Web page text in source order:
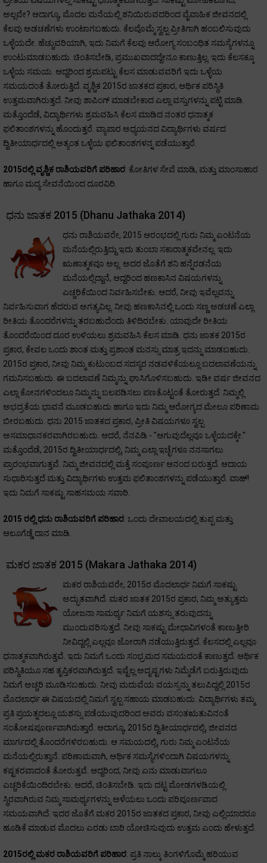
ಅಲ್ಲವೇ? ಆದಾಗ್ಯೂ, ಮೊದಲ ಮನೆಯಲ್ಲಿ ಶನಿಯಿರುವದರಿಂದ ವೈವಾಹಿಕ ಜೀವನದಲ್ಲಿ
ಕೆಲವು ಅಡಚಣೆಗಳು ಉಂಟಾಗಬಹುದು. ಕೆಲವೊಮ್ಮೆ ಸ್ವಲ್ಪ ಪ್ರೀತಿಗಾಗಿ ಹಂಬಲಿಸುವುದು
ಒಳ್ಳೆಯದೇ. ಹೆಚ್ಚುವರಿಯಾಗಿ, ಇದು ನಿಮಗೆ ಕೆಲವು ಆರೋಗ್ಯ ಸಂಬಂಧಿತ ಸಮಸ್ಯೆಗಳನ್ನೂ
ಉಂಟುಮಾಡಬಹುದು. ಚಿಂತಿಸಬೇಡಿ, ಪ್ರಮುಖವಾದದ್ದೇನೂ ಕಾಣುತ್ತಿಲ್ಲ. ಇದು ಕೆಲಸಕ್ಕೂ
ಒಳ್ಳೆಯ ಸಮಯ. ಆದ್ದರಿಂದ ಶ್ರಮಪಟ್ಟು ಕೆಲಸ ಮಾಡುವವರಿಗೆ ಇದು ಒಳ್ಳೆಯ
ಸಮಯದಂತೆ ತೋರುತ್ತಿದೆ. ವೃಶ್ಚಿಕ 2015ರ ಜಾತಕದ ಪ್ರಕಾರ, ಆರ್ಥಿಕ ಪರಿಸ್ಥಿತಿ
ಉತ್ತಮವಾಗಿರುತ್ತದೆ. ನೀವು ಶಾಪಿಂಗ್ ಮಾಡಬೇಕಾದ ಎಲ್ಲಾ ವಸ್ತುಗಳನ್ನು ಪಟ್ಟಿ ಮಾಡಿ.
ಮತ್ತೊಂದೆಡೆ, ವಿದ್ಯಾರ್ಥಿಗಳು ಶ್ರಮವಹಿಸಿ ಕೆಲಸ ಮಾಡಿದ ನಂತರ ಧನಾತ್ಮಕ
ಫಲಿತಾಂಶಗಳನ್ನು ಹೊಂದುತ್ತರೆ. ವ್ಯಾಪಾರ ಅಧ್ಯಯನದ ವಿದ್ಯಾರ್ಥಿಗಳು ವರ್ಷದ
ದ್ವಿತೀಯಾರ್ಧದಲ್ಲಿ ಅತ್ಯಂತ ಒಳ್ಳೆಯ ಫಲಿತಾಂಶಗಳನ್ನ ಪಡೆಯುತ್ತಾರೆ.
2015ರಲ್ಲಿ ವೃಶ್ಚಿಕ ರಾಶಿಯವರಿಗೆ ಪರಿಹಾರ: ಕೋತಿಗಳ ಸೇವೆ ಮಾಡಿ, ಮತ್ತು ಮಾಂಸಾಹಾರ
ಹಾಗೂ ಮದ್ಯ ಸೇವನೆಯಿಂದ ದೂರವಿರಿ.
ಧನು ಜಾತಕ 2015 (Dhanu Jathaka 2014)
ಧನು ರಾಶಿಯವರೇ, 2015 ಆರಂಭದಲ್ಲಿ ಗುರು ನಿಮ್ಮ ಎಂಟನೆಯ
ಮನೆಯಲ್ಲಿರುತ್ತಿದ್ದು ಇದು ತುಂಬಾ ಸಕಾರಾತ್ಮಕವೇನಲ್ಲ. ಇದು
ಋಣಾತ್ಮಕವೂ ಅಲ್ಲ. ಅದರ ಜೊತೆಗೆ ಶನಿ ಹನ್ನೆರಡನೆಯ
ಮನೆಯಲ್ಲಿದ್ದಾನೆ, ಆದ್ದರಿಂದ ಹಣಕಾಸಿನ ವಿಷಯಗಳನ್ನು
ಎಚ್ಚರಿಕೆಯಿಂದ ನಿರ್ವಹಿಸಬೇಕು. ಆದರೆ, ನೀವು ಇವೆಲ್ಲವನ್ನು
ನಿರ್ವಹಿಸುವಾಗ ಹೆದರುವ ಅಗತ್ಯವಿಲ್ಲ. ನೀವು ಹಣಕಾಸಿನಲ್ಲಿ ಒಂದು ಸಣ್ಣ ಅಡಚಣೆ ಎಲ್ಲಾ
ರೀತಿಯ ತೊಂದರೆಗಳನ್ನು ತರಬಹುದೆಂದು ತಿಳಿದಿರಬೇಕು. ಯಾವುದೇ ರೀತಿಯ
ತೊಂದರೆಯಿಂದ ದೂರ ಉಳಿಯಲು ಶ್ರಮವಹಿಸಿ ಕೆಲಸ ಮಾಡಿ. ಧನು ಜಾತಕ 2015ರ
ಪ್ರಕಾರ, ಕೇವಲ ಒಂದು ಶಾಂತ ಮತ್ತು ಪ್ರಶಾಂತ ಮನಸ್ಸು ಮಾತ್ರ ಇದನ್ನು ಮಾಡಬಹುದು.
2015ರ ಪ್ರಕಾರ, ನೀವು ನಿಮ್ಮ ಕುಟುಂಬದ ಸದಸ್ಯರ ನಡವಳಿಕೆಯಲ್ಲೂ ಬದಲಾವಣೆಯನ್ನು
ಗಮನಿಸಬಹುದು. ಈ ಬದಲಾವಣೆ ನಿಮ್ಮನ್ನು ಘಾಸಿಗೊಳಿಸಬಹುದು. ಇಡೀ ವರ್ಷ ಜೀವನದ
ಎಲ್ಲಾ ಕೋನಗಳಿಂದಲೂ ನಿಮ್ಮನ್ನು ಬಲಪಡಿಸಲು ಪಣತೊಟ್ಟಂತೆ ತೋರುತ್ತದೆ. ನಿಮ್ಮಲ್ಲಿ
ಅಭದ್ರತೆಯ ಭಾವನೆ ಮೂಡಬಹುದು ಹಾಗೂ ಇದು ನಿಮ್ಮ ಆರೋಗ್ಯದ ಮೇಲೂ ಪರಿಣಾಮ
ಬೀರಬಹುದು. ಧನು 2015 ಜಾತಕದ ಪ್ರಕಾರ, ಪ್ರೀತಿ ವಿಷಯಗಳೂ ಸ್ವಲ್ಪ
ಅಸಮಾಧಾನಕರವಾಗಿರಬಹುದು. ಆದರೆ, ನೆನಪಿಡಿ - "ಆಗುವುದೆಲ್ಲವೂ ಒಳ್ಳೆಯದಕ್ಕೇ."
ಮತ್ತೊಂದೆಡೆ, 2015ರ ದ್ವಿತೀಯಾರ್ಧದಲ್ಲಿ, ನಿಮ್ಮ ಎಲ್ಲಾ ಇಚ್ಛೆಗಳೂ ನನಸಾಗಲು
ಪ್ರಾರಂಭವಾಗುತ್ತವೆ. ನಿಮ್ಮ ಜೀವನದಲ್ಲಿ ಮತ್ತೆ ಸಂಪೂರ್ಣ ಆನಂದ ಬರುತ್ತದೆ. ಆದಾಯ
ಸುಧಾರಿಸುತ್ತದೆ ಮತ್ತು ವಿದ್ಯಾರ್ಥಿಗಳು ಉತ್ತಮ ಫಲಿತಾಂಶಗಳನ್ನು ಪಡೆಯುತ್ತಾರೆ. ವಾಹ್!
ಇದು ನಿಮಗೆ ಸಾಕಷ್ಟು ಸಾಹಸಮಯ ಸವಾರಿ.
2015 ರಲ್ಲಿ ಧನು ರಾಶಿಯವರಿಗೆ ಪರಿಹಾರ: ಒಂದು ದೇವಾಲಯದಲ್ಲಿ ತುಪ್ಪ ಮತ್ತು
ಆಲೂಗೆಡ್ಡೆ ದಾನ ಮಾಡಿ.
ಮಕರ ಜಾತಕ 2015 (Makara Jathaka 2014)
ಮಕರ ರಾಶಿಯವರೇ, 2015ರ ಮೊದಲಾರ್ಧ ನಿಮಗೆ ಸಾಕಷ್ಟು
ಅದ್ಭುತವಾಗಿದೆ. ಮಕರ ಜಾತಕ 2015ರ ಪ್ರಕಾರ, ನಿಮ್ಮ ಅತ್ಯುತ್ತಮ
ಯೋಜನಾ ಸಾಮರ್ಥ್ಯ ನಿಮಗೆ ಯಶಸ್ಸು ತರುವುದನ್ನು
ಮುಂದುವರಿಸುತ್ತದೆ. ನೀವು ಸಾಕಷ್ಟು ಮೇಧಾವಿಗಳಂತೆ ಕಾಣುತ್ತೀರಿ.
ನೀವಿದ್ದಲ್ಲಿ ಎಲ್ಲವೂ ಜೋರಾಗಿ ನಡೆಯುತ್ತಿರುತ್ತದೆ. ಕೆಲಸದಲ್ಲಿ ಎಲ್ಲವೂ
ಧನಾತ್ಮಕವಾಗಿರುತ್ತವೆ. ಇದು ನಿಮಗೆ ಒಂದು ಸಂಭ್ರಮದ ಸಮಯದಂತೆ ಕಾಣುತ್ತದೆ. ಆರ್ಥಿಕ
ಪರಿಸ್ಥಿತಿಯೂ ಸಹ ತೃಪ್ತಿಕರವಾಗಿರುತ್ತದೆ. ಇಷ್ಟೆಲ್ಲ ಅದೃಷ್ಟಗಳು ನಿಮ್ಮೆಡೆಗೆ ಬರುತ್ತಿರುವುದು
ನಿಮಗೆ ಅಚ್ಚರಿ ಮೂಡಿಸಬಹುದು. ನೀವು ಮದುವೆಯ ವಯಸ್ಸನ್ನು ತಲುಪಿದ್ದಲ್ಲಿ 2015ರ
ಮೊದಲಾರ್ಧ ಈ ವಿಷಯದಲ್ಲಿ ನಿಮಗೆ ಸ್ವಲ್ಪ ಸಹಾಯ ಮಾಡಬಹುದು. ವಿದ್ಯಾರ್ಥಿಗಳು ತಮ್ಮ
ಪ್ರತಿ ಪ್ರಯತ್ನದಲ್ಲೂ ಯಶಸ್ಸು ಪಡೆಯುವುದರಿಂದ ಅವರು ವಸಂತಋತುವಿನಂತೆ
ಸಂತೋಷಪೂರ್ಣವಾಗಿರುತ್ತಾರೆ. ಆದಾಗ್ಯೂ, 2015ರ ದ್ವಿತೀಯಾರ್ಧದಲ್ಲಿ, ಜೀವನದ
ಮಾರ್ಗದಲ್ಲಿ ತೊಂದರೆಗಳಿರಬಹುದು. ಆ ಸಮಯದಲ್ಲಿ, ಗುರು ನಿಮ್ಮ ಎಂಟನೆಯ
ಮನೆಯಲ್ಲಿರುತ್ತಾನೆ. ಪರಿಣಾಮವಾಗಿ, ಆರ್ಥಿಕ ಸಮಸ್ಯೆಗಳಿಂದಾಗಿ ವಿಷಯಗಳನ್ನು
ಕಷ್ಟಕರವಾದಂತೆ ತೋರುತ್ತವೆ. ಆದ್ದರಿಂದ, ನೀವು ಏನು ಮಾಡುವಾಗಲೂ
ಎಚ್ಚರಿಕೆಯಿಂದಿರಬೇಕು. ಆದರೆ, ಚಿಂತಿಸಬೇಡಿ. ಇದು ದಟ್ಟ ಮೋಡಗಳಡಿಯಲ್ಲಿ
ಸ್ಥಿರವಾಗಿರುವ ನಿಮ್ಮ ಸಾಮರ್ಥ್ಯಗಳನ್ನು ಅಳೆಯಲು ಒಂದು ಪರಿಪೂರ್ಣವಾದ
ಸಮಯವಾಗಿದೆ. ಇದರ ಜೊತೆಗೆ ಮಕರ 2015ರ ಜಾತಕದ ಪ್ರಕಾರ, ನೀವು ಎಲ್ಲಿಯಾದರೂ
ಹೂಡಿಕೆ ಮಾಡುವ ಮೊದಲು ಎರಡು ಬಾರಿ ಯೋಚಿಸುವುದು ಉತ್ತಮ ಎಂದು ಹೇಳುತ್ತದೆ.
2015ರಲ್ಲಿ ಮಕರ ರಾಶಿಯವರಿಗೆ ಪರಿಹಾರ: ಪ್ರತಿ ನಾಲ್ಕು ತಿಂಗಳಿಗೊಮ್ಮೆ ಹರಿಯುವ